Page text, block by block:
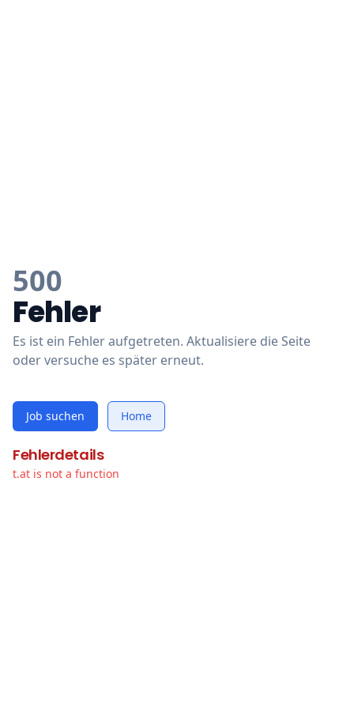
500
Fehler
Es ist ein Fehler aufgetreten. Aktualisiere die Seite
oder versuche es später erneut.
Job suchen Home
Fehlerdetails
t.at is not a function